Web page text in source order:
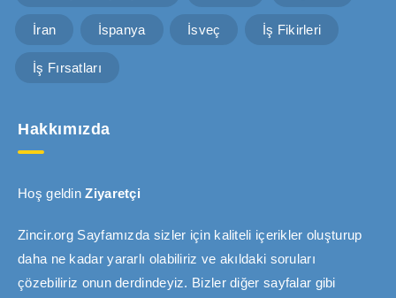
İran İspanya İsveç İş Fikirleri
İş Fırsatları
Hakkımızda
Hoş geldinZiyaretçi
Zincir.org Sayfamızda sizler için kaliteli içerikler oluşturup
daha ne kadar yararlı olabiliriz ve akıldaki soruları
çözebiliriz onun derdindeyiz. Bizler diğer sayfalar gibi